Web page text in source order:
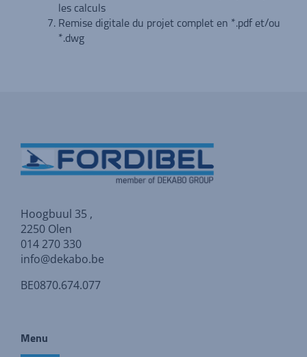
les calculs
Remise digitale du projet complet en *.pdf et/ou
*.dwg
Hoogbuul 35 ,
2250 Olen
014 270 330
info@dekabo.be
BE0870.674.077
Menu